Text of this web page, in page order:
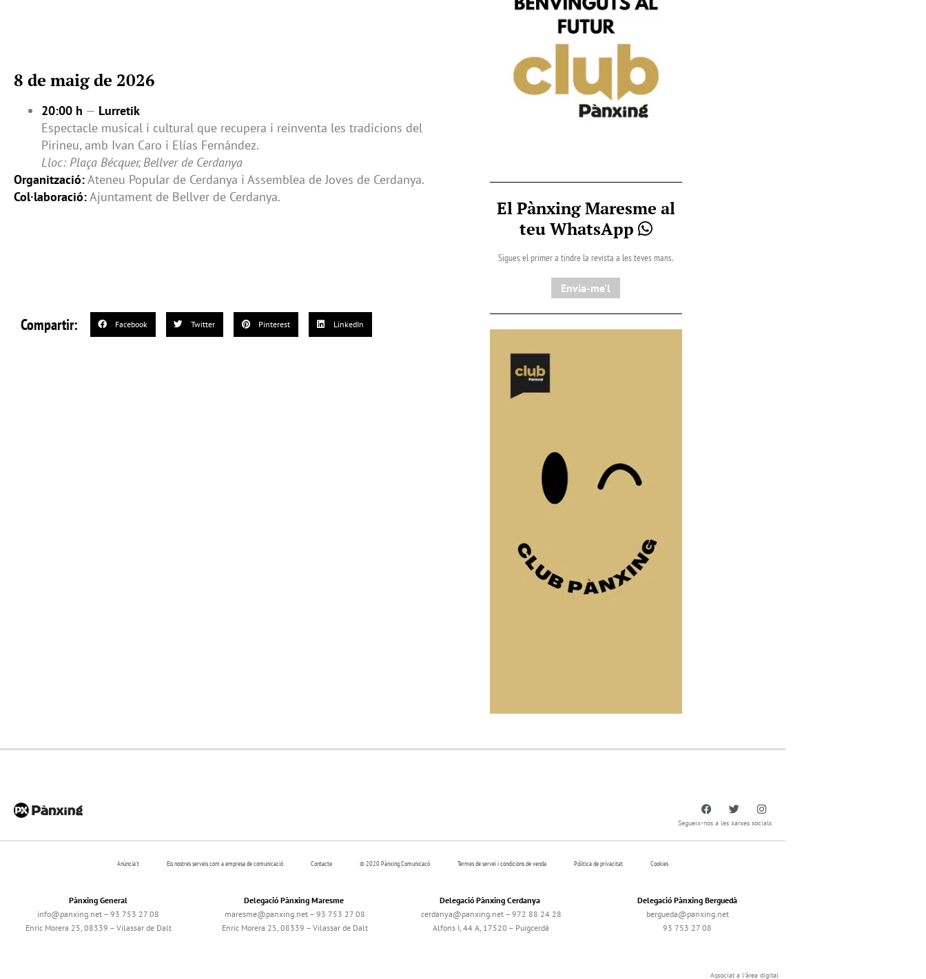
8 de maig de 2026
20:00 h — Lurretik
Espectacle musical i cultural que recupera i reinventa les tradicions del
Pirineu, amb Ivan Caro i Elías Fernández.
Lloc: Plaça Bécquer, Bellver de Cerdanya
Organització:Ateneu Popular de Cerdanya i Assemblea de Joves de Cerdanya.
Col·laboració:Ajuntament de Bellver de Cerdanya.
Compartir: Facebook Twitter Pinterest LinkedIn
El Pànxing Maresme al
teu WhatsApp
Sigues el primer a tindre la revista a les teves mans.
Envia-me'l
Segueix-nos a les xarxes socials
Anúncia’t Els nostres serveis com a empresa de comunicació Contacte © 2020 Pànxing Comunicacó Termes de servei i condicions de venda Pólitica de privacitat Cookies
Pànxing General
info@panxing.net – 93 753 27 08
Enric Morera 25, 08339 – Vilassar de Dalt
Delegació Pànxing Maresme
maresme@panxing.net – 93 753 27 08
Enric Morera 25, 08339 – Vilassar de Dalt
Delegació Pànxing Cerdanya
cerdanya@panxing.net – 972 88 24 28
Alfons I, 44 A, 17520 – Puigcerdà
Delegació Pànxing Berguedà
bergueda@panxing.net
93 753 27 08
Associat a l'àrea digital